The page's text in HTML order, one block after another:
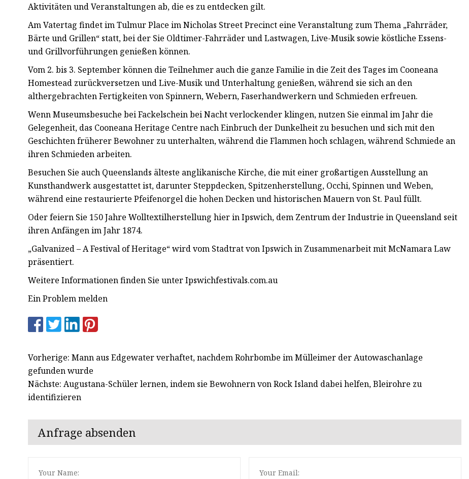
Aktivitäten und Veranstaltungen ab, die es zu entdecken gilt.
Am Vatertag findet im Tulmur Place im Nicholas Street Precinct eine Veranstaltung zum Thema „Fahrräder,
Bärte und Grillen“ statt, bei der Sie Oldtimer-Fahrräder und Lastwagen, Live-Musik sowie köstliche Essens-
und Grillvorführungen genießen können.
Vom 2. bis 3. September können die Teilnehmer auch die ganze Familie in die Zeit des Tages im Cooneana
Homestead zurückversetzen und Live-Musik und Unterhaltung genießen, während sie sich an den
althergebrachten Fertigkeiten von Spinnern, Webern, Faserhandwerkern und Schmieden erfreuen.
Wenn Museumsbesuche bei Fackelschein bei Nacht verlockender klingen, nutzen Sie einmal im Jahr die
Gelegenheit, das Cooneana Heritage Centre nach Einbruch der Dunkelheit zu besuchen und sich mit den
Geschichten früherer Bewohner zu unterhalten, während die Flammen hoch schlagen, während Schmiede an
ihren Schmieden arbeiten.
Besuchen Sie auch Queenslands älteste anglikanische Kirche, die mit einer großartigen Ausstellung an
Kunsthandwerk ausgestattet ist, darunter Steppdecken, Spitzenherstellung, Occhi, Spinnen und Weben,
während eine restaurierte Pfeifenorgel die hohen Decken und historischen Mauern von St. Paul füllt.
Oder feiern Sie 150 Jahre Wolltextilherstellung hier in Ipswich, dem Zentrum der Industrie in Queensland seit
ihren Anfängen im Jahr 1874.
„Galvanized – A Festival of Heritage“ wird vom Stadtrat von Ipswich in Zusammenarbeit mit McNamara Law
präsentiert.
Weitere Informationen finden Sie unter Ipswichfestivals.com.au
Ein Problem melden
Vorherige: Mann aus Edgewater verhaftet, nachdem Rohrbombe im Mülleimer der Autowaschanlage
gefunden wurde
Nächste: Augustana-Schüler lernen, indem sie Bewohnern von Rock Island dabei helfen, Bleirohre zu
identifizieren
Anfrage absenden